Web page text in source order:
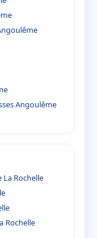
Angoulême
Rochelle
Rochelle